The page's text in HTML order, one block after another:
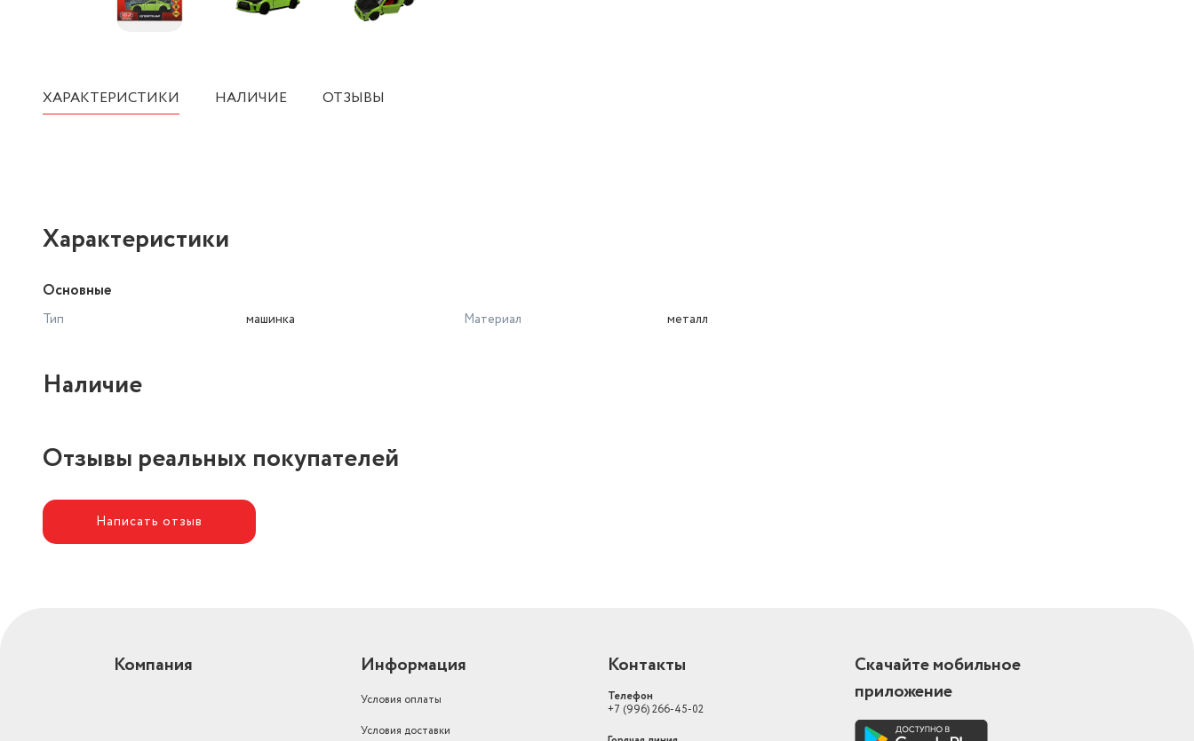
ХАРАКТЕРИСТИКИ НАЛИЧИЕ ОТЗЫВЫ
Характеристики
Основные
Тип машинка Материал металл
Наличие
Отзывы реальных покупателей
Написать отзыв
Компания Информация
Условия оплаты
Условия доставки
Контакты
Телефон
+7 (996) 266-45-02
Скачайте мобильное
приложение